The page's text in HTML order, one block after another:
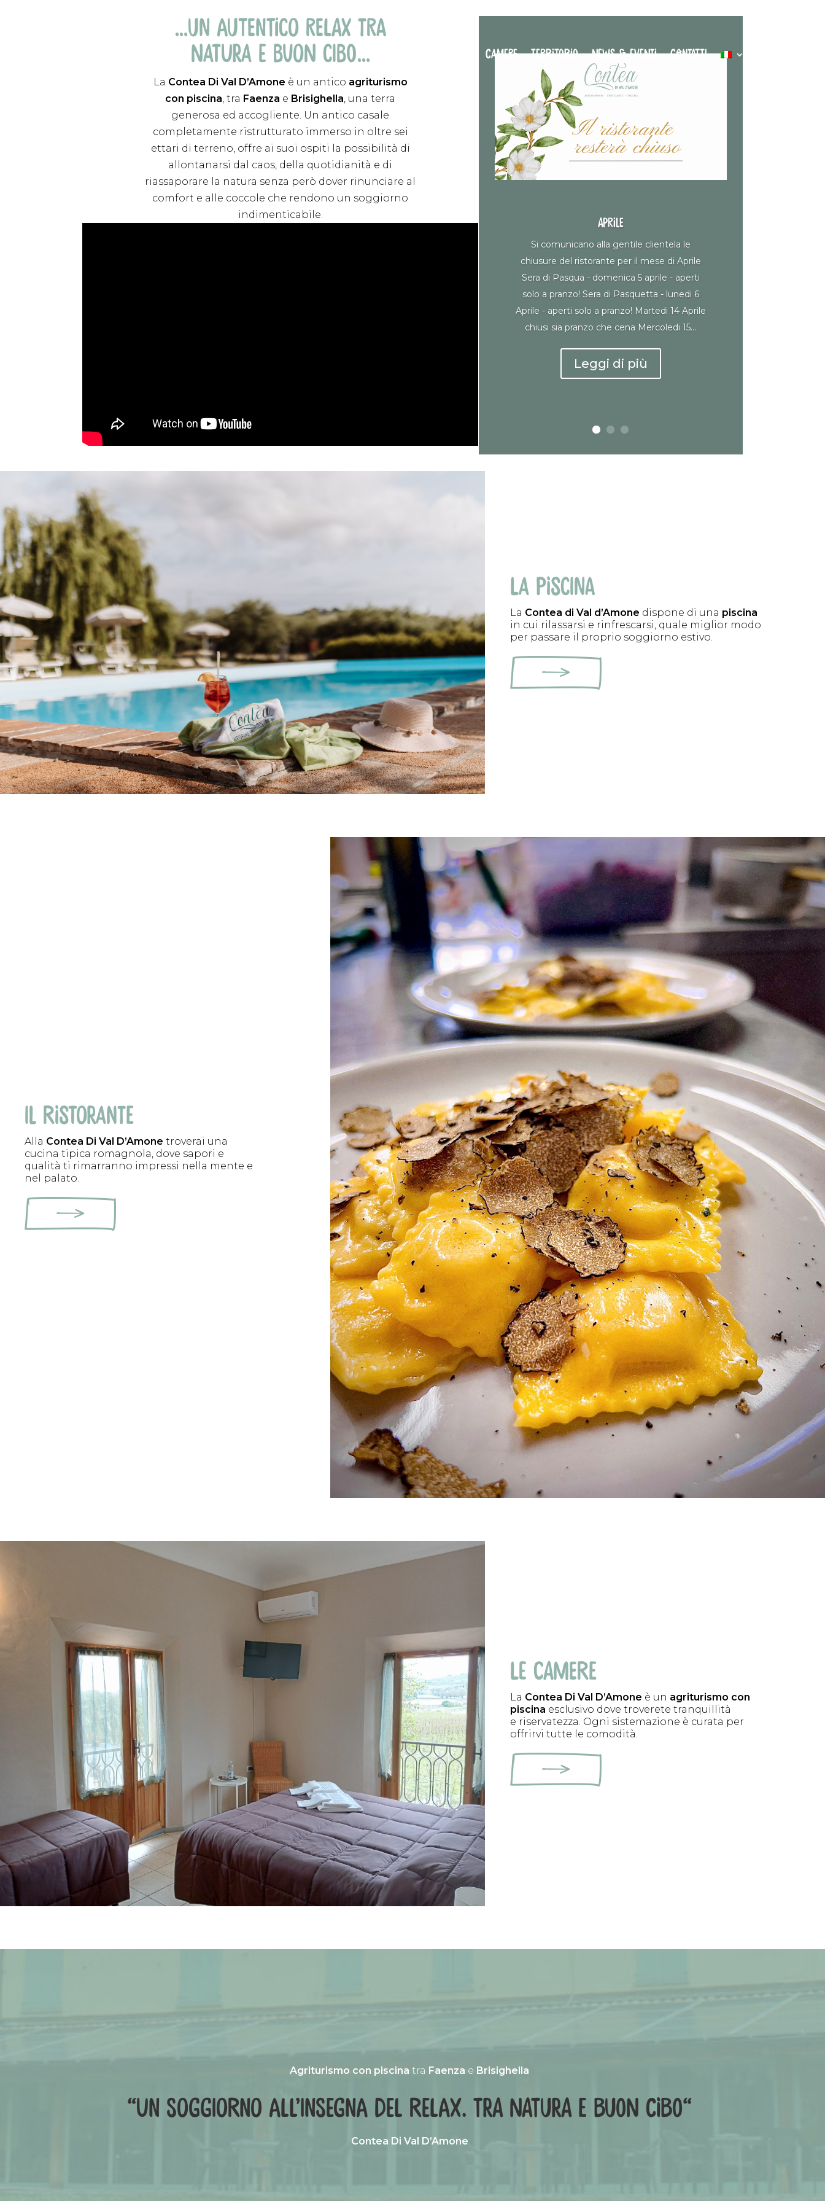
CAMERE TERRITORIO NEWS & EVENTI CONTATTI
…UN AUTENTICO RELAX TRA
NATURA E BUON CIBO…
La Contea Di Val D’Amone è un antico agriturismo
con piscina, tra Faenza e Brisighella, una terra
generosa ed accogliente. Un antico casale
completamente ristrutturato immerso in oltre sei
ettari di terreno, offre ai suoi ospiti la possibilità di
allontanarsi dal caos, della quotidianità e di
riassaporare la natura senza però dover rinunciare al
comfort e alle coccole che rendono un soggiorno
indimenticabile.
Aprile
Si comunicano alla gentile clientela le
chiusure del ristorante per il mese di Aprile
Sera di Pasqua - domenica 5 aprile - aperti
solo a pranzo! Sera di Pasquetta - lunedi 6
Aprile - aperti solo a pranzo! Martedi 14 Aprile
chiusi sia pranzo che cena Mercoledi 15...
Leggi di più
LA PISCINA
La Contea di Val d’Amone dispone di una piscina
in cui rilassarsi e rinfrescarsi, quale miglior modo
per passare il proprio soggiorno estivo.
iL RISTORANTE
Alla Contea Di Val D’Amone troverai una
cucina tipica romagnola, dove sapori e
qualità ti rimarranno impressi nella mente e
nel palato.
LE CAMERE
La Contea Di Val D’Amone è un agriturismo con
piscina esclusivo dove troverete tranquillità
e riservatezza. Ogni sistemazione è curata per
offrirvi tutte le comodità.
Agriturismo con piscina tra Faenza e Brisighella
“un soggiorno all’insegna del relax. TRA NATURA E BUON CIBO“
Contea Di Val D’Amone